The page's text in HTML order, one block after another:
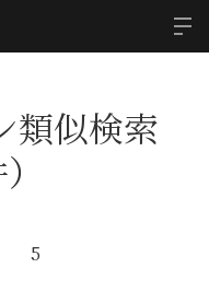
類似検索
5